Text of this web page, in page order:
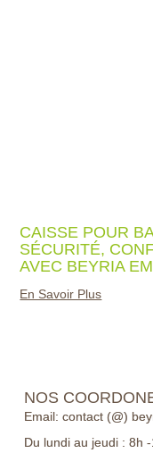
CAISSE POUR
SÉCURITÉ,
AVEC BEYRIA
En Savoir Plus
NOS
Email: contact (@)
Du lundi au jeudi : 8h